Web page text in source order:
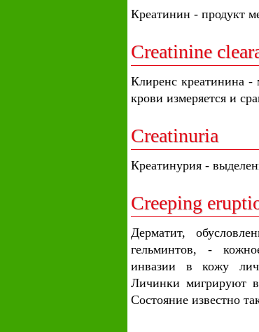
Креатинин - продукт
Creatinine
Клиренс креатинина -
крови измеряется и
Creatinuria
Креатинурия -
Creeping
Дерматит,
гельминтов, -
инвазии в кожу
Личинки мигрируют
Состояние известно